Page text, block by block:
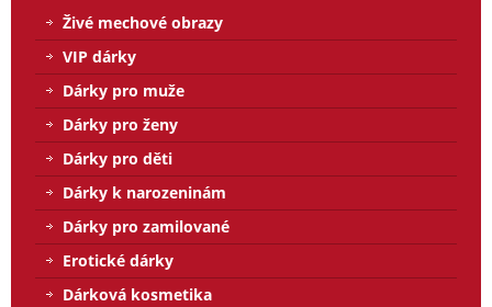
Živé mechové obrazy
VIP dárky
Dárky pro muže
Dárky pro ženy
Dárky pro děti
Dárky k narozeninám
Dárky pro zamilované
Erotické dárky
Dárková kosmetika